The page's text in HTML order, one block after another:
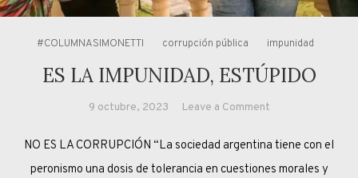
#COLUMNASIMONETTI corrupción pública impunidad
ES LA IMPUNIDAD, ESTÚPIDO
9 octubre, 2023 Leave a Commenton
LA
IMPUNIDAD,
NO ES LA CORRUPCIÓN “La sociedad argentina tiene con el
peronismo una dosis de tolerancia en cuestiones morales y